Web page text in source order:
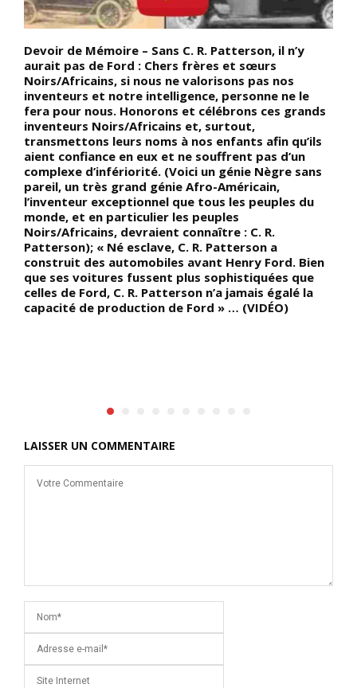
Devoir de Mémoire – Sans C. R. Patterson, il n’y
aurait pas de Ford : Chers frères et sœurs
Noirs/Africains, si nous ne valorisons pas nos
inventeurs et notre intelligence, personne ne le
fera pour nous. Honorons et célébrons ces grands
inventeurs Noirs/Africains et, surtout,
transmettons leurs noms à nos enfants afin qu’ils
aient confiance en eux et ne souffrent pas d’un
complexe d’infériorité. (Voici un génie Nègre sans
pareil, un très grand génie Afro-Américain,
l’inventeur exceptionnel que tous les peuples du
monde, et en particulier les peuples
Noirs/Africains, devraient connaître : C. R.
Patterson); « Né esclave, C. R. Patterson a
construit des automobiles avant Henry Ford. Bien
que ses voitures fussent plus sophistiquées que
celles de Ford, C. R. Patterson n’a jamais égalé la
capacité de production de Ford » … (VIDÉO)
LAISSER UN COMMENTAIRE